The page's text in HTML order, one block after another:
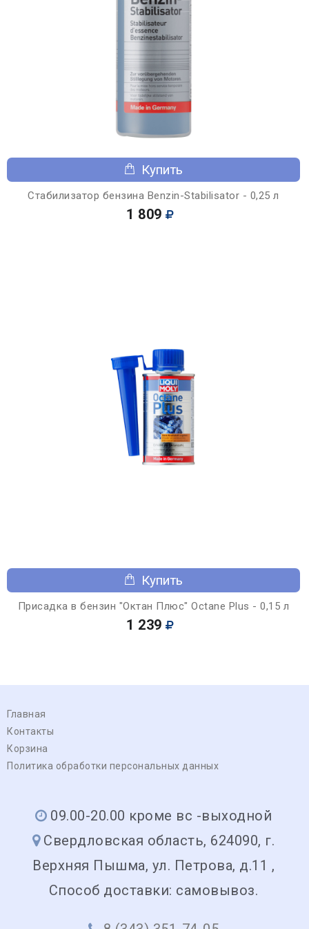
Купить
Стабилизатор бензина Benzin-Stabilisator - 0,25 л
1 809
Купить
Присадка в бензин "Октан Плюс" Octane Plus - 0,15 л
1 239
Главная
Контакты
Корзина
Политика обработки персональных данных
09.00-20.00 кроме вс -выходной
Свердловская область, 624090, г.
Верхняя Пышма, ул. Петрова, д.11 ,
Способ доставки: самовывоз.